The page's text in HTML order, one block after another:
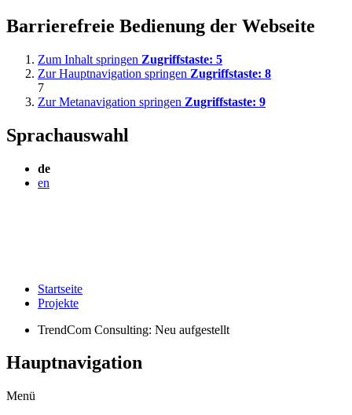
Barrierefreie Bedienung der Webseite
Zum Inhalt springen Zugriffstaste: 5
Zur Hauptnavigation springen Zugriffstaste: 8
7
Zur Metanavigation springen Zugriffstaste: 9
Sprachauswahl
de
en
Startseite
Projekte
TrendCom Consulting: Neu aufgestellt
Hauptnavigation
Menü